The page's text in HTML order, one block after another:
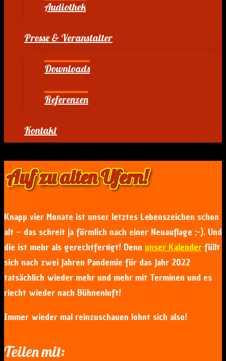
Audiothek
Presse & Veranstalter
Downloads
Referenzen
Kontakt
Auf zu alten Ufern!
Knapp vier Monate ist unser letztes Lebenszeichen schon
alt – das schreit ja förmlich nach einer Neuauflage ;-). Und
die ist mehr als gerechtfertigt! Denn unser Kalender füllt
sich nach zwei Jahren Pandemie für das Jahr 2022
tatsächlich wieder mehr und mehr mit Terminen und es
riecht wieder nach Bühnenluft!
Immer wieder mal reinzuschauen lohnt sich also!
Teilen mit: